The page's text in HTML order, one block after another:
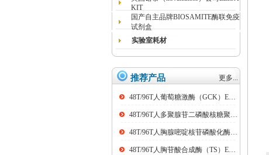
KIT
国产自主品牌BIOSAMITE酶联免疫
试剂盒
实验室耗材
推荐产品 更多...
48T/96T人葡萄糖激酶（GCK）ELISA kit
48T/96T人多聚腺苷二磷酸核糖聚合酶（PARP）ELISA kit
48T/96T人胸腺嘧啶核苷磷酸化酶（TP）ELISA kit
48T/96T人胸苷酸合成酶（TS）ELISA kit